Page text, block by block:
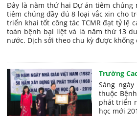
Đây là năm thứ hai Dự án tiêm chủng
tiêm chủng đầy đủ 8 loại vắc xin cho
triển khai tốt công tác TCMR đạt tỷ lệ
toán bệnh bại liệt và là năm thứ 13
nước. Dịch sởi theo chu kỳ được
Trường
Sáng
thuộc
phát triển
học mới